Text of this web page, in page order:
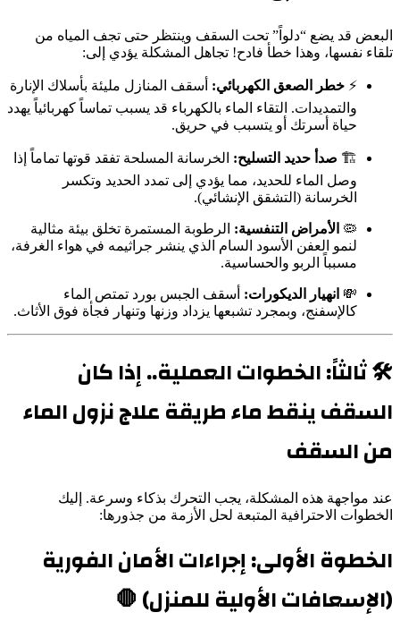
البعض قد يضع “دلواً” تحت السقف وينتظر حتى تجف المياه من
تلقاء نفسها، وهذا خطأ فادح! تجاهل المشكلة يؤدي إلى:
⚡ خطر الصعق الكهربائي: أسقف المنازل مليئة بأسلاك الإنارة
والتمديدات. التقاء الماء بالكهرباء قد يسبب تماساً كهربائياً يهدد
حياة أسرتك أو يتسبب في حريق.
🏗️ صدأ حديد التسليح: الخرسانة المسلحة تفقد قوتها تماماً إذا
وصل الماء للحديد، مما يؤدي إلى تمدد الحديد وتكسر
الخرسانة (التشقق الإنشائي).
🦠 الأمراض التنفسية: الرطوبة المستمرة تخلق بيئة مثالية
لنمو العفن الأسود السام الذي ينشر جراثيمه في هواء الغرفة،
مسبباً الربو والحساسية.
💸 انهيار الديكورات: أسقف الجبس بورد تمتص الماء
كالإسفنج، وبمجرد تشبعها يزداد وزنها وتنهار فجأة فوق الأثاث.
🛠️ ثالثاً: الخطوات العملية.. إذا كان
السقف ينقط ماء طريقة علاج نزول الماء
من السقف
عند مواجهة هذه المشكلة، يجب التحرك بذكاء وسرعة. إليك
الخطوات الاحترافية المتبعة لحل الأزمة من جذورها:
الخطوة الأولى: إجراءات الأمان الفورية
(الإسعافات الأولية للمنزل) 🛑